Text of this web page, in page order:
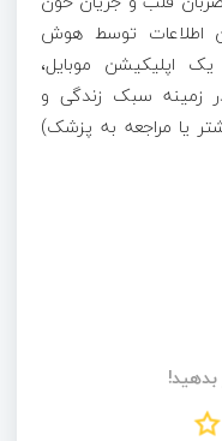
اطلاعات توسط هوش
اپلیکیشن موبایل،
زمینه سبک زندگی و
یا مراجعه به پزشک)